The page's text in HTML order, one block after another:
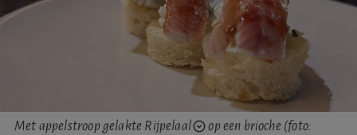
Met appelstroop gelakte Rijpelaal
op een brioche (foto: